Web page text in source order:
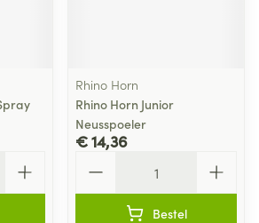
Rhino Horn
Rhino Horn Junior
Neusspoeler
€ 14,36
Bestel